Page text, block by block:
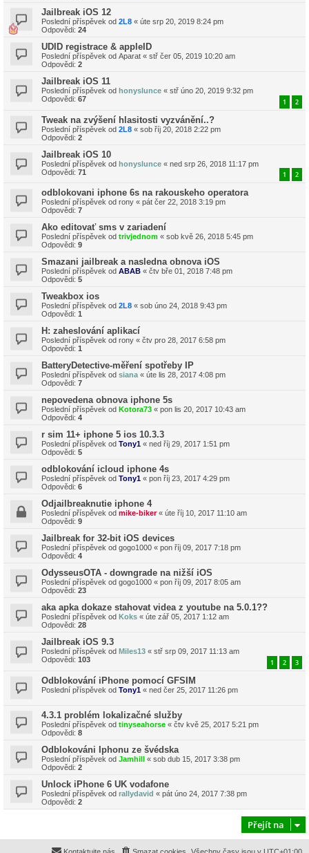
Jailbreak iOS 12
Poslední příspěvek od 2L8 « úte srp 20, 2019 8:24 pm
Odpovědi: 24
UDID registrace & appleID
Poslední příspěvek od Aparat « stř čer 05, 2019 10:20 am
Odpovědi: 2
Jailbreak iOS 11
Poslední příspěvek od honyslunce « stř úno 20, 2019 9:32 pm
Odpovědi: 67 1 2
Tweak na zvýšení hlasitosti vyzvánění..?
Poslední příspěvek od 2L8 « sob říj 20, 2018 2:22 pm
Odpovědi: 2
Jailbreak iOS 10
Poslední příspěvek od honyslunce « ned srp 26, 2018 11:17 pm
Odpovědi: 71 1 2
odblokovani iphone 6s na rakouskeho operatora
Poslední příspěvek od rony « pát čer 22, 2018 3:19 pm
Odpovědi: 7
Ako editovať sms v zariadení
Poslední příspěvek od trivjednom « sob kvě 26, 2018 5:45 pm
Odpovědi: 9
Smazani jailbreak a nasledna obnova iOS
Poslední příspěvek od ABAB « čtv bře 01, 2018 7:48 pm
Odpovědi: 5
Tweakbox ios
Poslední příspěvek od 2L8 « sob úno 24, 2018 9:43 pm
Odpovědi: 1
H: zaheslování aplikací
Poslední příspěvek od rony « čtv pro 28, 2017 6:58 pm
Odpovědi: 1
BatteryDetective-měření spotřeby IP
Poslední příspěvek od siana « úte lis 28, 2017 4:08 pm
Odpovědi: 7
nepovedena obnova iphone 5s
Poslední příspěvek od Kotora73 « pon lis 20, 2017 10:43 am
Odpovědi: 4
r sim 11+ iphone 5 ios 10.3.3
Poslední příspěvek od Tony1 « ned říj 29, 2017 1:51 pm
Odpovědi: 5
odblokování icloud iphone 4s
Poslední příspěvek od Tony1 « pon říj 23, 2017 4:29 pm
Odpovědi: 6
Odjailbreaknutie iphone 4
Poslední příspěvek od mike-biker« úte říj 10, 2017 11:10 am
Odpovědi: 9
Jailbreak for 32-bit iOS devices
Poslední příspěvek od gogo1000 « pon říj 09, 2017 7:18 pm
Odpovědi: 4
OdysseusOTA - downgrade na nižší iOS
Poslední příspěvek od gogo1000 « pon říj 09, 2017 8:05 am
Odpovědi: 23
aka apka dokaze stahovat videa z youtube na 5.0.1??
Poslední příspěvek od Koks « úte zář 05, 2017 1:12 am
Odpovědi: 28
Jailbreak iOS 9.3
Poslední příspěvek od Miles13 « stř srp 09, 2017 11:13 am
Odpovědi: 103 1 2 3
Odblokování iPhone pomocí GFSIM
Poslední příspěvek od Tony1 « ned čer 25, 2017 11:26 pm
4.3.1 problém lokalizačné služby
Poslední příspěvek od tinyseahorse « čtv kvě 25, 2017 5:21 pm
Odpovědi: 8
Odblokováni Iphonu ze švédska
Poslední příspěvek od Jamhill « sob dub 15, 2017 3:38 pm
Odpovědi: 2
Unlock iPhone 6 UK vodafone
Poslední příspěvek od rallydavid « pát úno 24, 2017 7:38 pm
Odpovědi: 2
Přejít na